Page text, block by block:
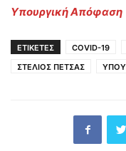
Υπουργική Απόφαση
ΕΤΙΚΕΤΕΣ COVID-19
ΣΤΕΛΙΟΣ ΠΕΤΣΑΣ